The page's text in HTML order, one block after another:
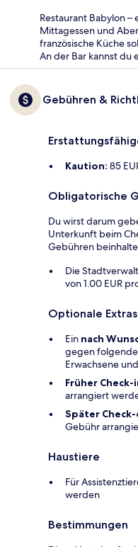
Restaurant Babylon –
Mittagessen und
französische Küche
An der Bar kannst du
Gebühren &
Kaution: 85
Obligatorische
Du wirst darum
Unterkunft beim
Gebühren
Die
von 1.00 EUR
Optionale Extras
Ein nach
gegen
Erwachsene
Früher Check-
arrangiert
Später
Gebühr
Haustiere
Für
werden
Bestimmungen